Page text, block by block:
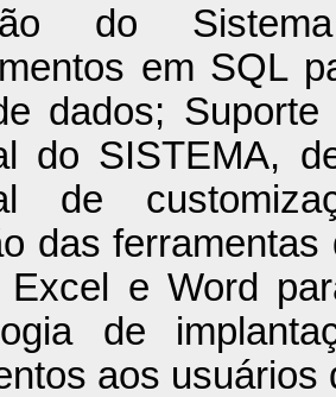
do
em SQL
dados;
do SISTEMA,
de
das
Excel e Word
de
aos usuários